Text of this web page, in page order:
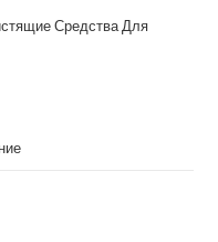
Средства Для